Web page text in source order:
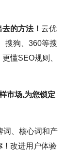
的方法！ 云优
搜狗、360等搜
懂SEO规则、
市场,为您锁定
词、核心词和产
改进用户体验